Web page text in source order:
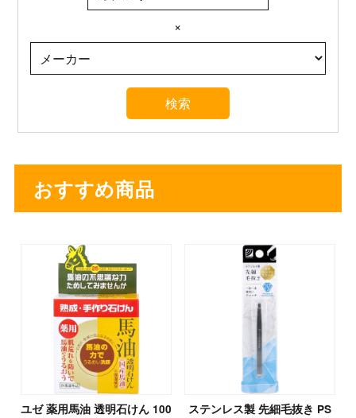
×
おすすめ商品
ユゼ 薬用馬油 透明石けん 100
ステンレス製 先細毛抜き PS